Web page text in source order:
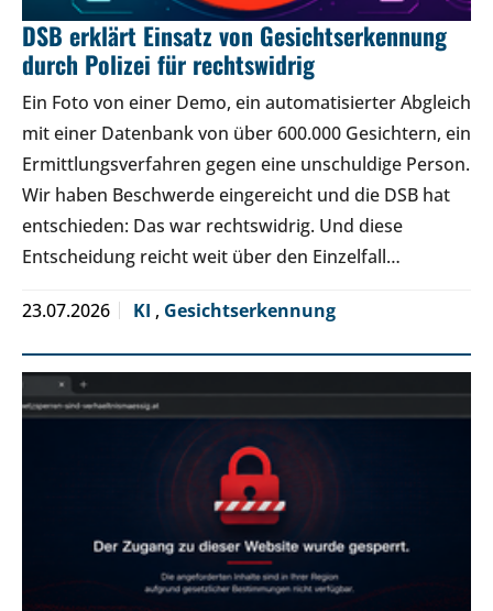
DSB erklärt Einsatz von Gesichtserkennung
durch Polizei für rechtswidrig
Ein Foto von einer Demo, ein automatisierter Abgleich
mit einer Datenbank von über 600.000 Gesichtern, ein
Ermittlungsverfahren gegen eine unschuldige Person.
Wir haben Beschwerde eingereicht und die DSB hat
entschieden: Das war rechtswidrig. Und diese
Entscheidung reicht weit über den Einzelfall…
23.07.2026 KI , Gesichtserkennung